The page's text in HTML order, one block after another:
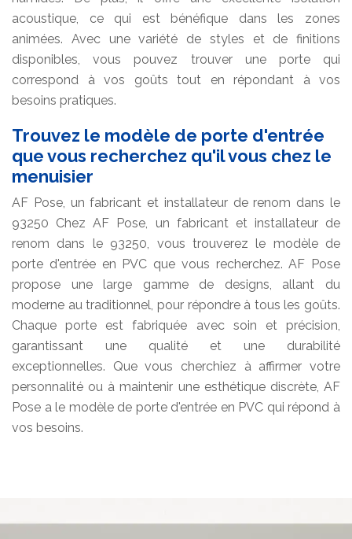
acoustique, ce qui est bénéfique dans les zones
animées. Avec une variété de styles et de finitions
disponibles, vous pouvez trouver une porte qui
correspond à vos goûts tout en répondant à vos
besoins pratiques.
Trouvez le modèle de porte d'entrée
que vous recherchez qu'il vous chez le
menuisier
AF Pose, un fabricant et installateur de renom dans le
93250 Chez AF Pose, un fabricant et installateur de
renom dans le 93250, vous trouverez le modèle de
porte d'entrée en PVC que vous recherchez. AF Pose
propose une large gamme de designs, allant du
moderne au traditionnel, pour répondre à tous les goûts.
Chaque porte est fabriquée avec soin et précision,
garantissant une qualité et une durabilité
exceptionnelles. Que vous cherchiez à affirmer votre
personnalité ou à maintenir une esthétique discrète, AF
Pose a le modèle de porte d'entrée en PVC qui répond à
vos besoins.